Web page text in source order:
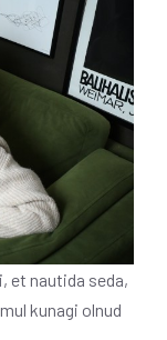
et nautida seda,
kunagi olnud